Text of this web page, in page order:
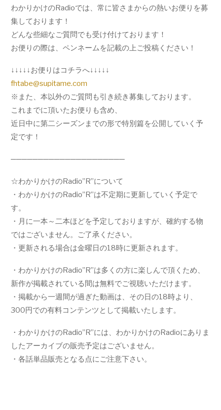
わかりかけのRadioでは、常に皆さまからの熱いお便りを募
集しております！
どんな些細なご質問でも受け付けております！
お便りの際は、ペンネームを記載の上ご投稿ください！
↓↓↓↓↓お便りはコチラへ↓↓↓↓↓
fhtabe@supitame.com
※また、本以外のご質問も引き続き募集しております。
これまでに頂いたお便りも含め、
近日中に第二シーズンまでの形で特別篇を公開していく予
定です！
─────────────────────
☆わかりかけのRadio”R”について
・わかりかけのRadio”R”は不定期に更新していく予定で
す。
・月に一本～二本ほどを予定しておりますが、確約する物
ではございません。ご了承ください。
・更新される場合は金曜日の18時に更新されます。
・わかりかけのRadio”R”は多くの方に楽しんで頂くため、
新作が掲載されている間は無料でご視聴いただけます。
・掲載から一週間が過ぎた動画は、その日の18時より、
300円での有料コンテンツとして掲載いたします。
・わかりかけのRadio”R”には、わかりかけのRadioにありま
したアーカイブの販売予定はございません。
・各話単品販売となる点にご注意下さい。